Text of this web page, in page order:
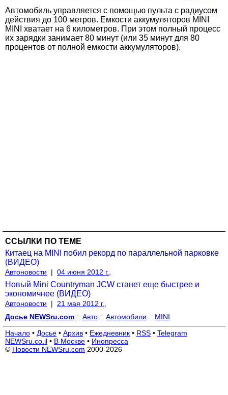
Автомобиль управляется с помощью пульта с радиусом
действия до 100 метров. Емкости аккумуляторов MINI
MINI хватает на 6 километров. При этом полный процесс
их зарядки занимает 80 минут (или 35 минут для 80
процентов от полной емкости аккумуляторов).
ССЫЛКИ ПО ТЕМЕ
Китаец на MINI побил рекорд по параллельной парковке
(ВИДЕО)
Автоновости | 04 июня 2012 г.,
Новый Mini Countryman JCW станет еще быстрее и
экономичнее (ВИДЕО)
Автоновости |
21 мая 2012 г.,
Досье NEWSru.com :: Авто :: Автомобили :: MINI
Начало • Досье • Архив • Ежедневник • RSS • Telegram
NEWSru.co.il • В Москве • Инопресса
© Новости NEWSru.com 2000-2026